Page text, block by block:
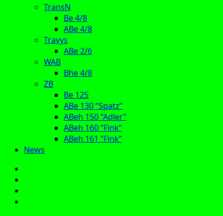
TransN
Be 4/8
ABe 4/8
Travys
ABe 2/6
WAB
Bhe 4/8
ZB
Be 125
ABe 130 “Spatz”
ABeh 150 “Adler”
ABeh 160 “Fink”
ABeh 161 “Fink”
News